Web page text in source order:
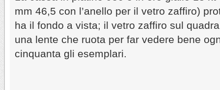
mm 46,5 con l’anello per il vetro zaffiro)
ha il fondo a vista; il vetro zaffiro sul
una lente che ruota per far vedere bene
cinquanta gli esemplari.